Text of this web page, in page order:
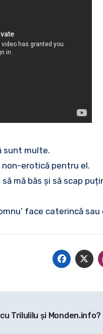
sunt multe.
erotică pentru el.
mă băs și să scap
face caterincă sau
Trilulilu și Monden.info?